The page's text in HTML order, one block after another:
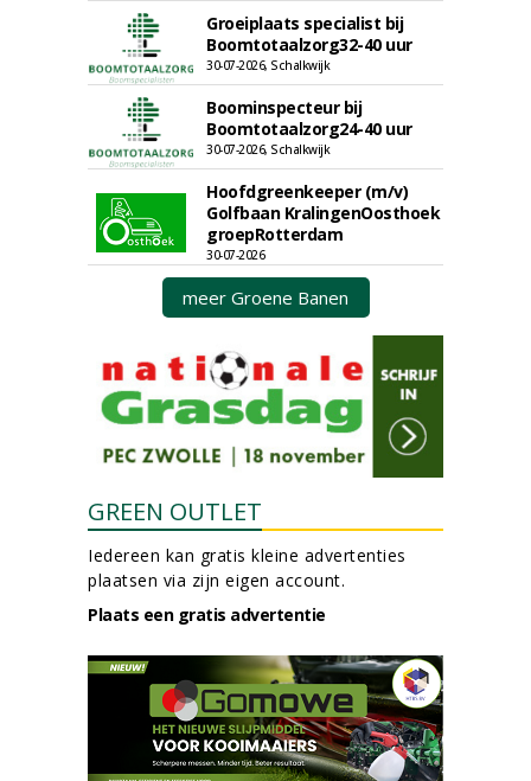
Groeiplaats specialist bij
Boomtotaalzorg32-40 uur
30-07-2026, Schalkwijk
Boominspecteur bij
Boomtotaalzorg24-40 uur
30-07-2026, Schalkwijk
Hoofdgreenkeeper (m/v)
Golfbaan KralingenOosthoek
groepRotterdam
30-07-2026
meer Groene Banen
GREEN OUTLET
Iedereen kan gratis kleine advertenties
plaatsen via zijn eigen account.
Plaats een gratis advertentie